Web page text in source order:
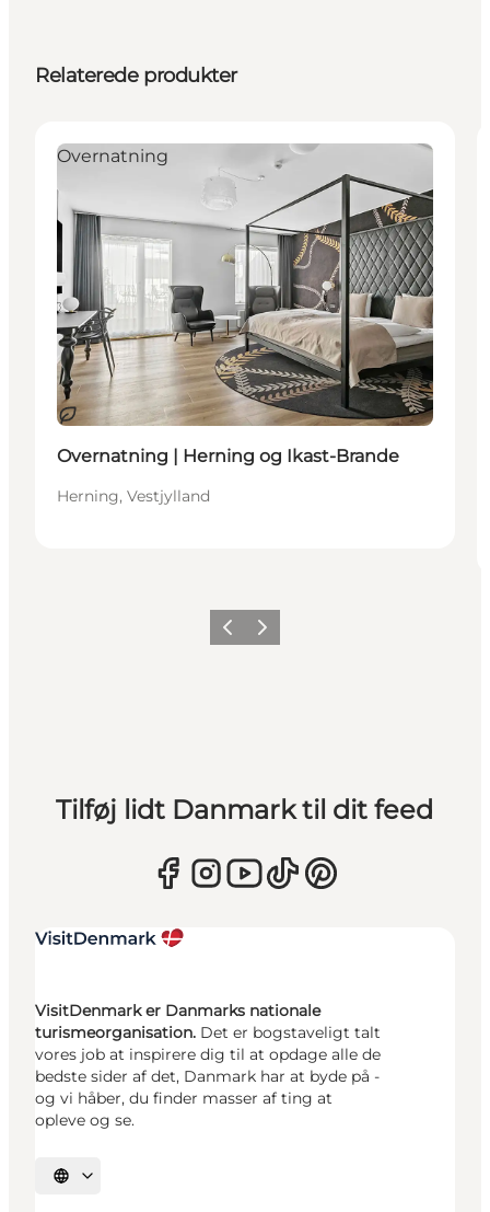
Relaterede produkter
Bæredygtige oplevelser
Overnatning
Overnatning | Herning og Ikast-Brande
Herning, Vestjylland
ForrigeNæste
Tilføj lidt Danmark til dit feed
VisitDenmark er Danmarks nationale
turismeorganisation. Det er bogstaveligt talt
vores job at inspirere dig til at opdage alle de
bedste sider af det, Danmark har at byde på -
og vi håber, du finder masser af ting at
opleve og se.
Vælg sprog